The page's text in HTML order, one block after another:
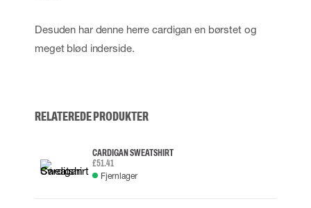
Desuden har denne herre cardigan en børstet og
meget blød inderside.
RELATEREDE PRODUKTER
CARDIGAN SWEATSHIRT
£51.41
Fjernlager